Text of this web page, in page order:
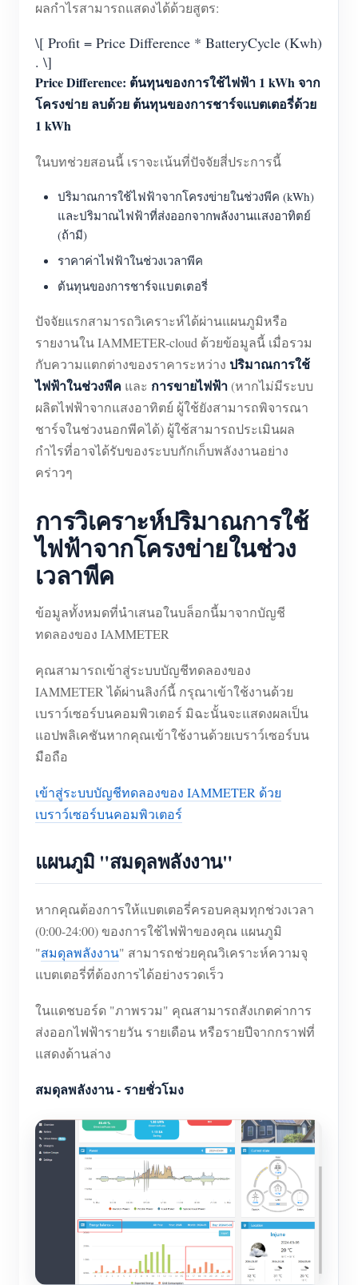
ผลกำไรสามารถแสดงได้ด้วยสูตร:
\[ Profit = Price Difference * BatteryCycle (Kwh)
. \]
Price Difference: ต้นทุนของการใช้ไฟฟ้า 1 kWh จาก
โครงข่าย ลบด้วย ต้นทุนของการชาร์จแบตเตอรี่ด้วย
1 kWh
ในบทช่วยสอนนี้ เราจะเน้นที่ปัจจัยสี่ประการนี้
ปริมาณการใช้ไฟฟ้าจากโครงข่ายในช่วงพีค (kWh)
และปริมาณไฟฟ้าที่ส่งออกจากพลังงานแสงอาทิตย์
(ถ้ามี)
ราคาค่าไฟฟ้าในช่วงเวลาพีค
ต้นทุนของการชาร์จแบตเตอรี่
ปัจจัยแรกสามารถวิเคราะห์ได้ผ่านแผนภูมิหรือ
รายงานใน IAMMETER-cloud ด้วยข้อมูลนี้ เมื่อรวม
กับความแตกต่างของราคาระหว่าง ปริมาณการใช้
ไฟฟ้าในช่วงพีค และ การขายไฟฟ้า(หากไม่มีระบบ
ผลิตไฟฟ้าจากแสงอาทิตย์ ผู้ใช้ยังสามารถพิจารณา
ชาร์จในช่วงนอกพีคได้) ผู้ใช้สามารถประเมินผล
กำไรที่อาจได้รับของระบบกักเก็บพลังงานอย่าง
คร่าวๆ
การวิเคราะห์ปริมาณการใช้
ไฟฟ้าจากโครงข่ายในช่วง
เวลาพีค
ข้อมูลทั้งหมดที่นำเสนอในบล็อกนี้มาจากบัญชี
ทดลองของ IAMMETER
คุณสามารถเข้าสู่ระบบบัญชีทดลองของ
IAMMETER ได้ผ่านลิงก์นี้ กรุณาเข้าใช้งานด้วย
เบราว์เซอร์บนคอมพิวเตอร์ มิฉะนั้นจะแสดงผลเป็น
แอปพลิเคชันหากคุณเข้าใช้งานด้วยเบราว์เซอร์บน
มือถือ
เข้าสู่ระบบบัญชีทดลองของ IAMMETER ด้วย
เบราว์เซอร์บนคอมพิวเตอร์
แผนภูมิ "สมดุลพลังงาน"
หากคุณต้องการให้แบตเตอรี่ครอบคลุมทุกช่วงเวลา
(0:00-24:00) ของการใช้ไฟฟ้าของคุณ แผนภูมิ
"สมดุลพลังงาน" สามารถช่วยคุณวิเคราะห์ความจุ
แบตเตอรี่ที่ต้องการได้อย่างรวดเร็ว
ในแดชบอร์ด "ภาพรวม" คุณสามารถสังเกตค่าการ
ส่งออกไฟฟ้ารายวัน รายเดือน หรือรายปีจากกราฟที่
แสดงด้านล่าง
สมดุลพลังงาน - รายชั่วโมง